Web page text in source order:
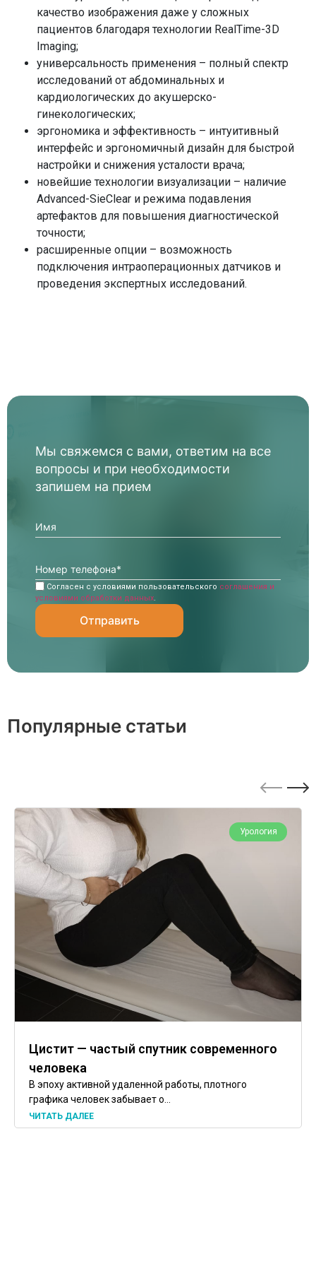
качество изображения даже у сложных
пациентов благодаря технологии RealTime-3D
Imaging;
универсальность применения – полный спектр
исследований от абдоминальных и
кардиологических до акушерско-
гинекологических;
эргономика и эффективность – интуитивный
интерфейс и эргономичный дизайн для быстрой
настройки и снижения усталости врача;
новейшие технологии визуализации – наличие
Advanced-SieClear и режима подавления
артефактов для повышения диагностической
точности;
расширенные опции – возможность
подключения интраоперационных датчиков и
проведения экспертных исследований.
воздействия.
Минимальный дискомфорт. Воздействие лазера
мягкое, поэтому большинство процедур
проводятся вообще без боли.
Короткий период восстановления. За счет
щадящего воздействия на ткани организм
восстанавливается быстрее, чем после
классической операции.
Высокая точность и сохранение здоровых
тканей. Хирург с ювелирной точностью
контролирует область воздействия. Лазер
удаляет только поврежденные клетки, не
затрагивая окружающие здоровые ткани.
Мы свяжемся с вами, ответим на все
вопросы и при необходимости
запишем на прием
Согласен с условиями пользовательского соглашения и
условиями обработки данных.
Популярные статьи
Урология
Цистит — частый спутник современного
человека
В эпоху активной удаленной работы, плотного
графика человек забывает о...
ЧИТАТЬ ДАЛЕЕ